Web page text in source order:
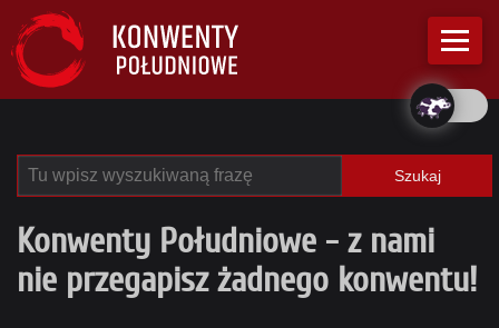
Szukaj
Konwenty Południowe - z nami
nie przegapisz żadnego konwentu!